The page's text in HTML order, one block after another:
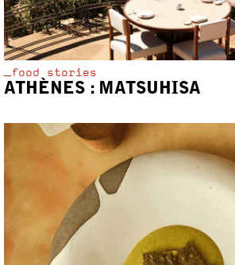
_food stories
ATHÈNES : MATSUHISA